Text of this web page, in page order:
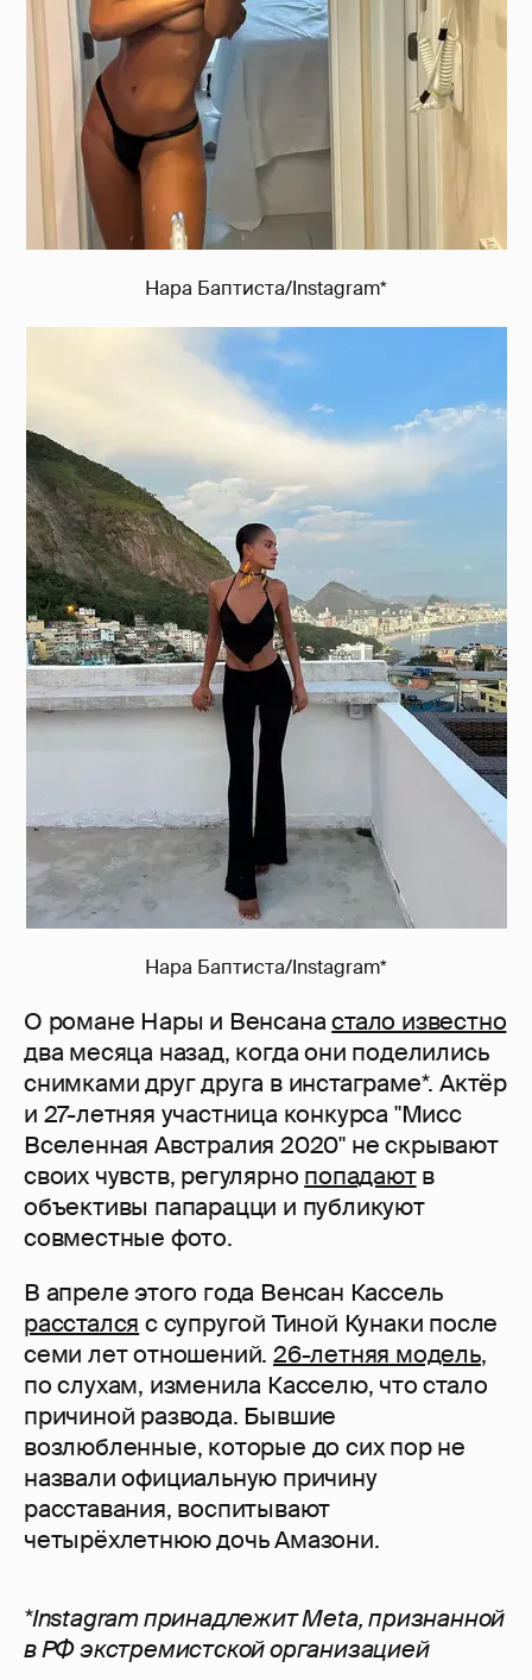
Нара Баптиста/Instagram*
Нара Баптиста/Instagram*
О романе Нары и Венсанастало известно
два месяца назад, когда они поделились
снимками друг друга в инстаграме*. Актёр
и 27-летняя участница конкурса "Мисс
Вселенная Австралия 2020" не скрывают
своих чувств, регулярно попадаютв
объективы папарацци и публикуют
совместные фото.
В апреле этого года Венсан Кассель
расстался с супругой Тиной Кунаки после
семи лет отношений.26-летняя модель,
по слухам, изменила Касселю, что стало
причиной развода. Бывшие
возлюбленные, которые до сих пор не
назвали официальную причину
расставания, воспитывают
четырёхлетнюю дочь Амазони.
*Instagram принадлежит Meta, признанной
в РФ экстремистской организацией